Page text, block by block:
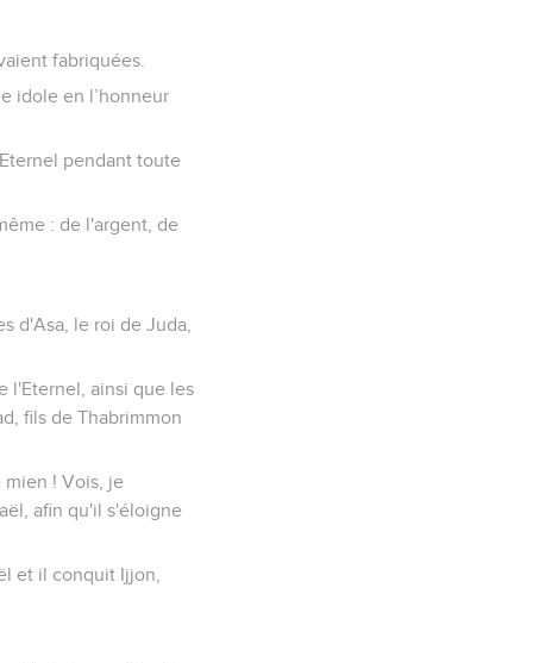
fabriquées.
idole en l’honneur
pendant toute
: de l'argent, de
d'Asa, le roi de Juda,
l'Eternel, ainsi que les
fils de Thabrimmon
! Vois, je
afin qu'il s'éloigne
et il conquit Ijjon,